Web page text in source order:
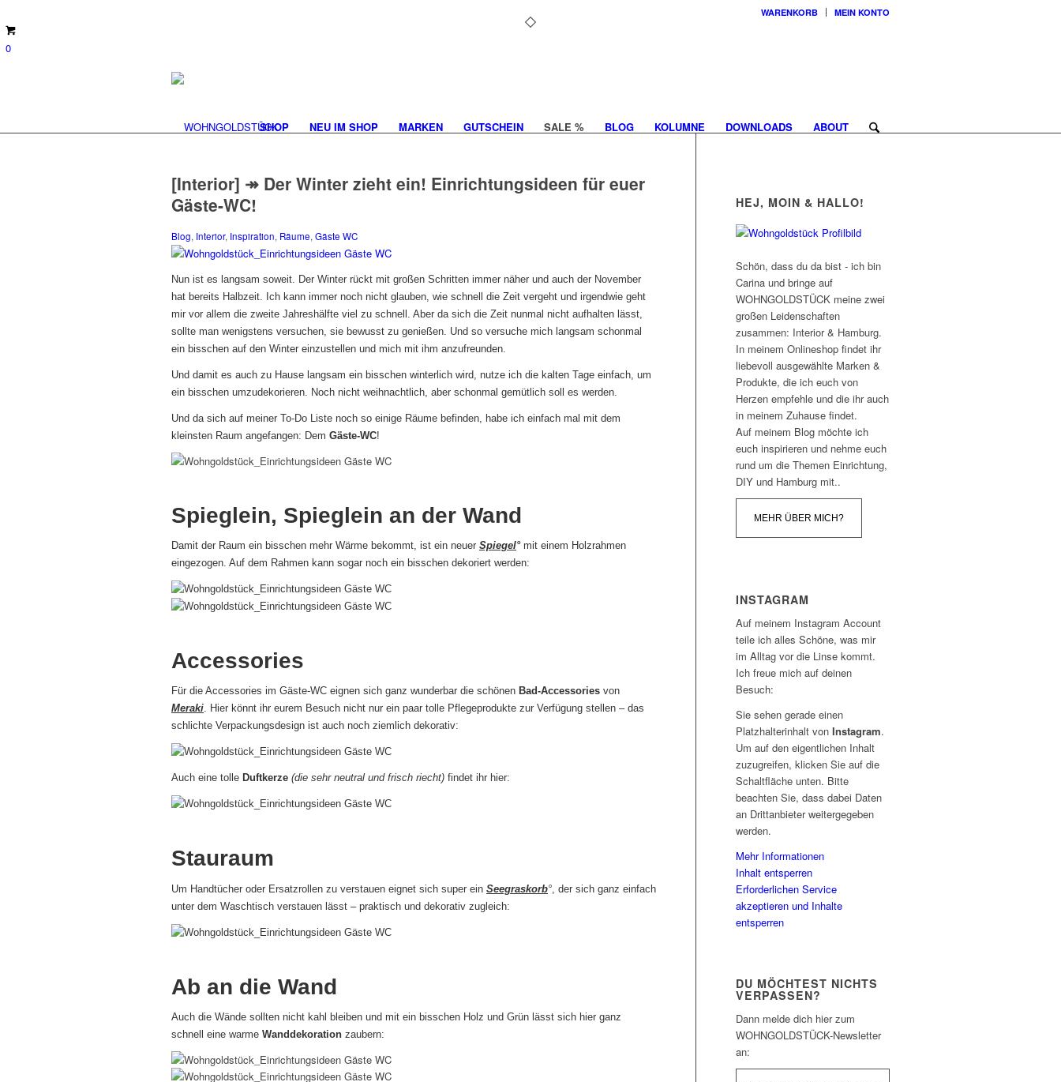
WARENKORB MEIN KONTO
0
SHOP NEU IM SHOP MARKEN GUTSCHEIN SALE % BLOG KOLUMNE DOWNLOADS ABOUT
[Interior] ↠ Der Winter zieht ein! Einrichtungsideen für euer
Gäste-WC!
Blog, Interior, Inspiration, Räume, Gäste WC
Nun ist es langsam soweit. Der Winter rückt mit großen Schritten immer näher und auch der November
hat bereits Halbzeit. Ich kann immer noch nicht glauben, wie schnell die Zeit vergeht und irgendwie geht
mir vor allem die zweite Jahreshälfte viel zu schnell. Aber da sich die Zeit nunmal nicht aufhalten lässt,
sollte man wenigstens versuchen, sie bewusst zu genießen. Und so versuche mich langsam schonmal
ein bisschen auf den Winter einzustellen und mich mit ihm anzufreunden.
Und damit es auch zu Hause langsam ein bisschen winterlich wird, nutze ich die kalten Tage einfach, um
ein bisschen umzudekorieren. Noch nicht weihnachtlich, aber schonmal gemütlich soll es werden.
Und da sich auf meiner To-Do Liste noch so einige Räume befinden, habe ich einfach mal mit dem
kleinsten Raum angefangen: Dem Gäste-WC!
Spieglein, Spieglein an der Wand
Damit der Raum ein bisschen mehr Wärme bekommt, ist ein neuer Spiegel° mit einem Holzrahmen
eingezogen. Auf dem Rahmen kann sogar noch ein bisschen dekoriert werden:
Accessories
Für die Accessories im Gäste-WC eignen sich ganz wunderbar die schönen Bad-Accessories von
Meraki. Hier könnt ihr eurem Besuch nicht nur ein paar tolle Pflegeprodukte zur Verfügung stellen – das
schlichte Verpackungsdesign ist auch noch ziemlich dekorativ:
Auch eine tolle Duftkerze (die sehr neutral und frisch riecht) findet ihr hier:
Stauraum
Um Handtücher oder Ersatzrollen zu verstauen eignet sich super ein Seegraskorb° , der sich ganz einfach
unter dem Waschtisch verstauen lässt – praktisch und dekorativ zugleich:
Ab an die Wand
Auch die Wände sollten nicht kahl bleiben und mit ein bisschen Holz und Grün lässt sich hier ganz
schnell eine warme Wanddekoration zaubern:
HEJ, MOIN & HALLO!
Schön, dass du da bist - ich bin
Carina und bringe auf
WOHNGOLDSTÜCK meine zwei
großen Leidenschaften
zusammen: Interior & Hamburg.
In meinem Onlineshop findet ihr
liebevoll ausgewählte Marken &
Produkte, die ich euch von
Herzen empfehle und die ihr auch
in meinem Zuhause findet.
Auf meinem Blog möchte ich
euch inspirieren und nehme euch
rund um die Themen Einrichtung,
DIY und Hamburg mit..
MEHR ÜBER MICH?
INSTAGRAM
Auf meinem Instagram Account
teile ich alles Schöne, was mir
im Alltag vor die Linse kommt.
Ich freue mich auf deinen
Besuch:
Sie sehen gerade einen
Platzhalterinhalt vonInstagram.
Um auf den eigentlichen Inhalt
zuzugreifen, klicken Sie auf die
Schaltfläche unten. Bitte
beachten Sie, dass dabei Daten
an Drittanbieter weitergegeben
werden.
Mehr Informationen
Inhalt entsperren
Erforderlichen Service
akzeptieren und Inhalte
entsperren
DU MÖCHTEST NICHTS
VERPASSEN?
Dann melde dich hier zum
WOHNGOLDSTÜCK-Newsletter
an: